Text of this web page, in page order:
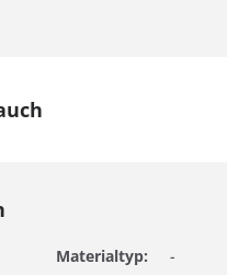
Materialtyp: -